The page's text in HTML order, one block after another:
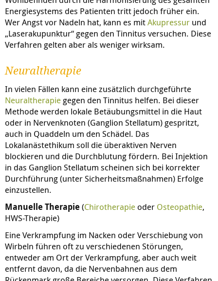
Energiesystems des Patienten tritt jedoch früher ein.
Wer Angst vor Nadeln hat, kann es mitAkupressur und
„Laserakupunktur“ gegen den Tinnitus versuchen. Diese
Verfahren gelten aber als weniger wirksam.
Neuraltherapie
In vielen Fällen kann eine zusätzlich durchgeführte
Neuraltherapie gegen den Tinnitus helfen. Bei dieser
Methode werden lokale Betäubungsmittel in die Haut
oder in Nervenknoten (Ganglion Stellatum) gespritzt,
auch in Quaddeln um den Schädel. Das
Lokalanästethikum soll die überaktiven Nerven
blockieren und die Durchblutung fördern. Bei Injektion
in das Ganglion Stellatum scheinen sich bei korrekter
Durchführung (unter Sicherheitsmaßnahmen) Erfolge
einzustellen.
Manuelle Therapie (Chirotherapie oder Osteopathie,
HWS-Therapie)
Eine Verkrampfung im Nacken oder Verschiebung von
Wirbeln führen oft zu verschiedenen Störungen,
entweder am Ort der Verkrampfung, aber auch weit
entfernt davon, da die Nervenbahnen aus dem